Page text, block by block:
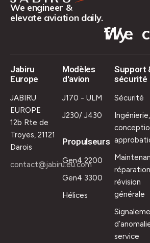
We engineer &
elevate aviation daily.
We can all fly.
Jabiru
Europe
JABIRU
EUROPE
12b Rte de
Troyes, 21121
Darois
contact@jabiru.eu.com
Modèles
d'avion
J170 - ULM
J230/ J430
Propulseurs
Gen4 2200
Gen4 3300
Hélices
Support
sécurité
Sécurité
Ingénierie,
révision
générale
service